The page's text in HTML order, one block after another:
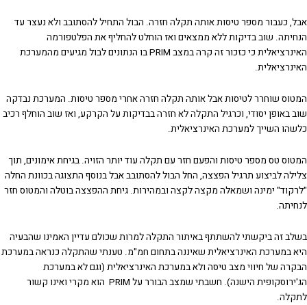
אבל, כעבור מספר טיסות אותה תקלה חזרה. הבול התחיל להסתובב ולא נעצר עד
הנחיתה. שוב בדיקות ללא ממצאים ואז הוחלט להחליף את הפלטפורמה
האינרציאלית כי כזכור זה קרה במצב PRIM בו הנתונים לבול מגיעים מהמערכת
האינרציאלית.
המטוס שוחרר לטיסות אבל אותה תקלה חזרה אחרי מספר טיסות. המערכת נבדקה
שוב באופן יסודי, וכרגיל התקלה לא חזרה בבדיקות על הקרקע, ואז שוב הוחלף רכיב
כלשהו השייך למערכת האינרציאלית.
המטוס טס מספר טיסות והפעם חזר עם תקלה עוד יותר הזויה. בגיחת אימונים, תוך
צלילה לביצוע תרגיל הפצצה, החל הבול להסתובב אבל בנוסף התצוגה בכוונת החלה
"לרקוד" ימינה ושמאלה מקצה לקצה ובמהירות. גיחת ההפצצה בוטלה והמטוס חזר
לנחיתה.
בשלב זה ביקשתי להשתתף באיתור התקלה למרות שכולם עדיין האמינו שהבעיה
היא במערכת האינרציאלית שאיננה בתחום חמ"מ. טענתי שהתקלה כנראה במערכת
הבקרה של חיווי מצב טיסה ולא במערכת האינרציאלית (וגם לא במערכת
הג'ירוסקופית הישנה). חשבתי שמצב הבורר על PRIM הוא מקרי ואינו קשור
לתקלה.